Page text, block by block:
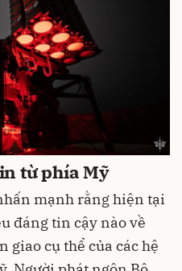
từ phía Mỹ
mạnh rằng hiện tại
đáng tin cậy nào về
giao cụ thể của các hệ